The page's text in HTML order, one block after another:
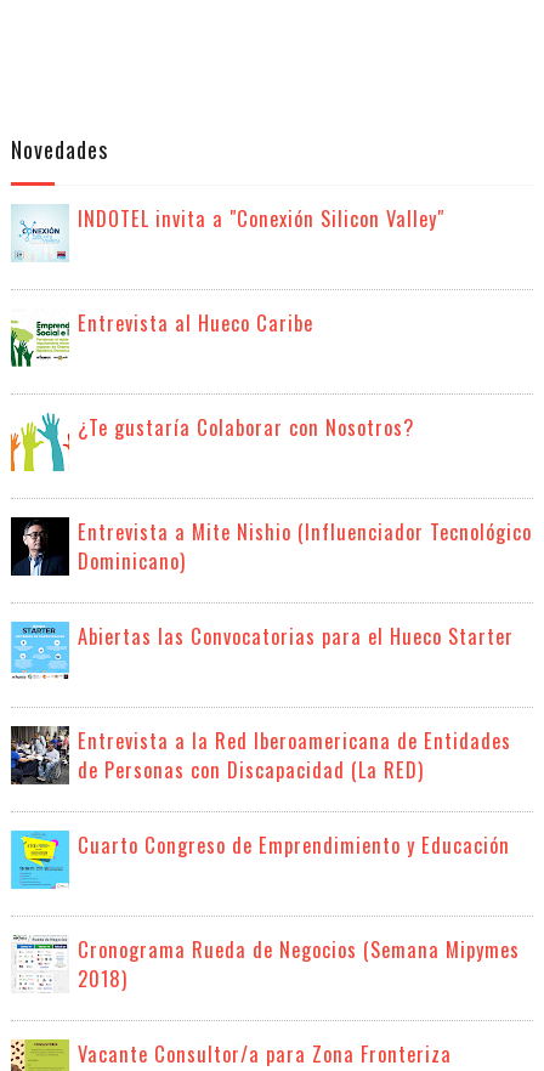
Novedades
INDOTEL invita a "Conexión Silicon Valley"
Entrevista al Hueco Caribe
¿Te gustaría Colaborar con Nosotros?
Entrevista a Mite Nishio (Influenciador Tecnológico
Dominicano)
Abiertas las Convocatorias para el Hueco Starter
Entrevista a la Red Iberoamericana de Entidades
de Personas con Discapacidad (La RED)
Cuarto Congreso de Emprendimiento y Educación
Cronograma Rueda de Negocios (Semana Mipymes
2018)
Vacante Consultor/a para Zona Fronteriza